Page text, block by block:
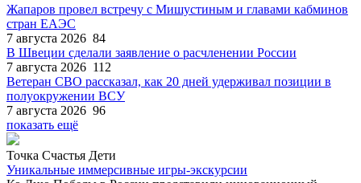
Жапаров провел встречу с Мишустиным и главами кабминов
стран ЕАЭС
7 августа 2026 84
В Швеции сделали заявление о расчленении России
7 августа 2026 112
Ветеран СВО рассказал, как 20 дней удерживал позиции в
полуокружении ВСУ
7 августа 2026 96
показать ещё
Точка Счастья Дети
Уникальные иммерсивные игры-экскурсии